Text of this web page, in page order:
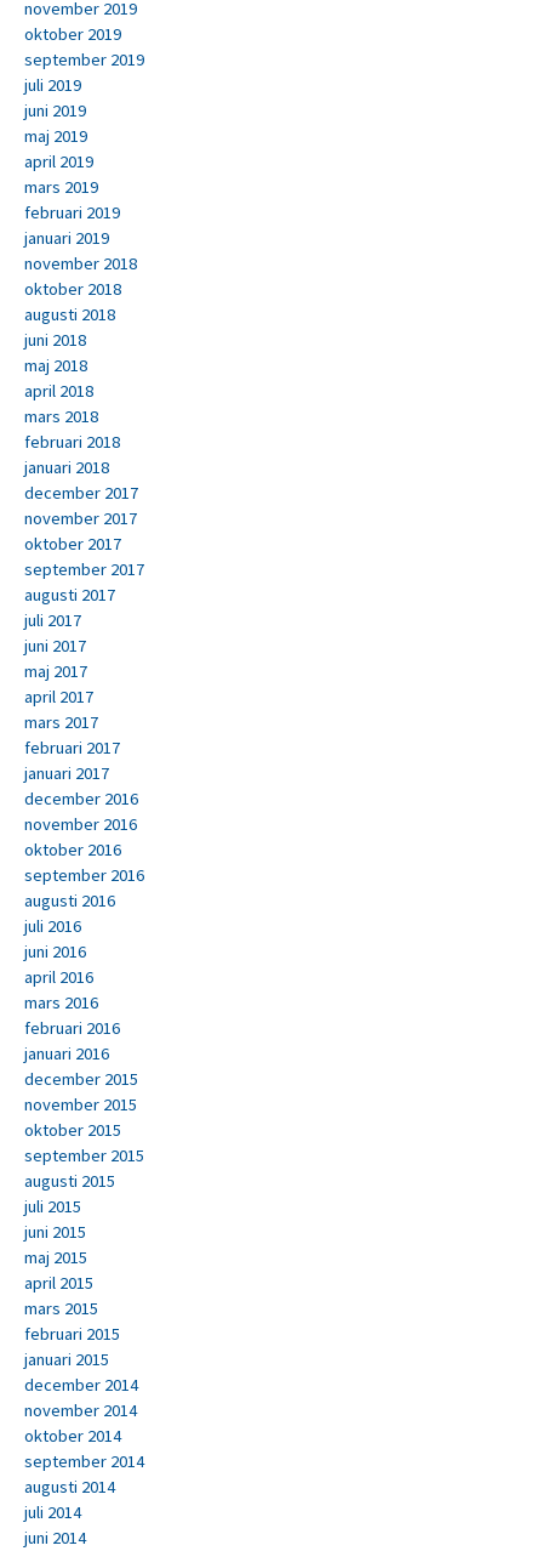
november 2019
oktober 2019
september 2019
juli 2019
juni 2019
maj 2019
april 2019
mars 2019
februari 2019
januari 2019
november 2018
oktober 2018
augusti 2018
juni 2018
maj 2018
april 2018
mars 2018
februari 2018
januari 2018
december 2017
november 2017
oktober 2017
september 2017
augusti 2017
juli 2017
juni 2017
maj 2017
april 2017
mars 2017
februari 2017
januari 2017
december 2016
november 2016
oktober 2016
september 2016
augusti 2016
juli 2016
juni 2016
april 2016
mars 2016
februari 2016
januari 2016
december 2015
november 2015
oktober 2015
september 2015
augusti 2015
juli 2015
juni 2015
maj 2015
april 2015
mars 2015
februari 2015
januari 2015
december 2014
november 2014
oktober 2014
september 2014
augusti 2014
juli 2014
juni 2014